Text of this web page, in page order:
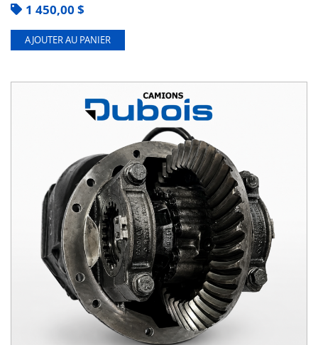
1 450,00 $
AJOUTER AU PANIER